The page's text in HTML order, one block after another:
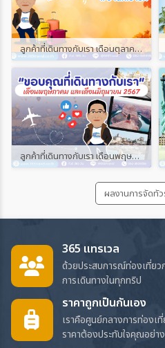
ลูกค้าที่เดินทางกับเรา เดือนตุลาคม 2567
ลูกค้าที่เดินทางกับเรา เดือนพฤษภาคม และมิถุนายน 2567
ผลงานการจัดทั
365 แทรเวล
ด้วยประสบการณ์ท่องเที่ยว
การเดินทางในทุกทริป
ราคาถูกเป็นกันเอง
เราคือศูนย์กลางการท่องเ
ราคาต้องประทับใจคุณอย่า